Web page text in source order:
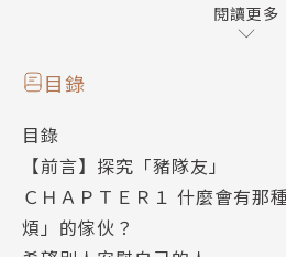
說明：想法太武斷，遇到一點
●經典豬隊友2：心眼比屁眼小
說明：無法真誠接受別人的成功
說明：做人不長眼，盡說一些破
●經典豬隊友4：被害妄想豬隊友
說明：總是有許多不必要的藉
●經典豬隊友5：正義哥型豬隊友
閱讀更多
目錄
目錄
【前言】探究「豬隊友」
ＣＨＡＰＴＥＲ１ 什麼會有那
煩」的傢伙？